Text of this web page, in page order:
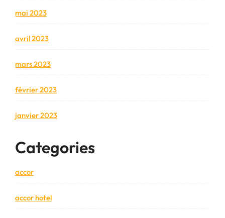
mai 2023
avril 2023
mars 2023
février 2023
janvier 2023
Categories
accor
accor hotel